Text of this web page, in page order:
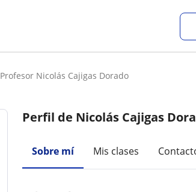
Profesor Nicolás Cajigas Dorado
Perfil de Nicolás Cajigas
Sobre mí Mis clases